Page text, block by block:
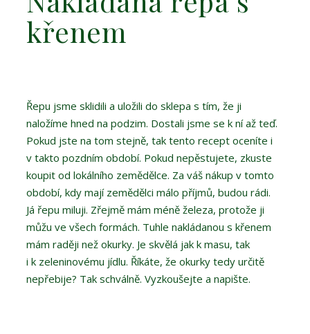
křenem
Řepu jsme sklidili a uložili do sklepa s tím, že ji
naložíme hned na podzim. Dostali jsme se k ní až teď.
Pokud jste na tom stejně, tak tento recept oceníte i
v takto pozdním období. Pokud nepěstujete, zkuste
koupit od lokálního zemědělce. Za váš nákup v tomto
období, kdy mají zemědělci málo příjmů, budou rádi.
Já řepu miluji. Zřejmě mám méně železa, protože ji
můžu ve všech formách. Tuhle nakládanou s křenem
mám raději než okurky. Je skvělá jak k masu, tak
i k zeleninovému jídlu. Říkáte, že okurky tedy určitě
nepřebije? Tak schválně. Vyzkoušejte a napište.